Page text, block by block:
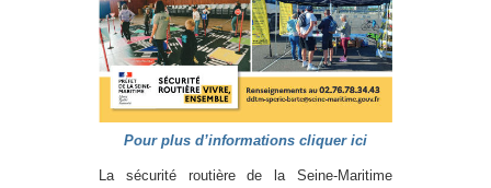
Pour plus d’informations cliquer ici
La sécurité routière de la Seine-Maritime